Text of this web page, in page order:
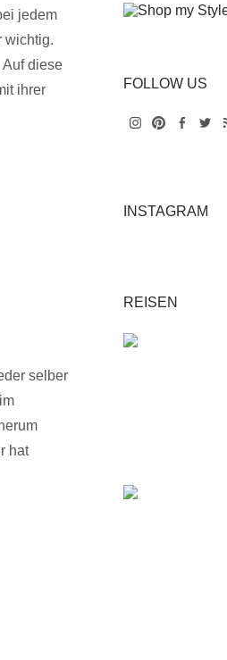
jedem
wichtig.
diese
ihrer
selber
hat
FOLLOW US
INSTAGRAM
REISEN